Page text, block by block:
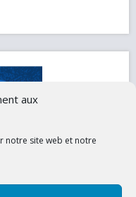
aux
notre site web et notre